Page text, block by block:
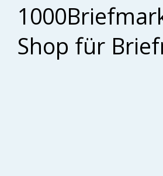
Shop für